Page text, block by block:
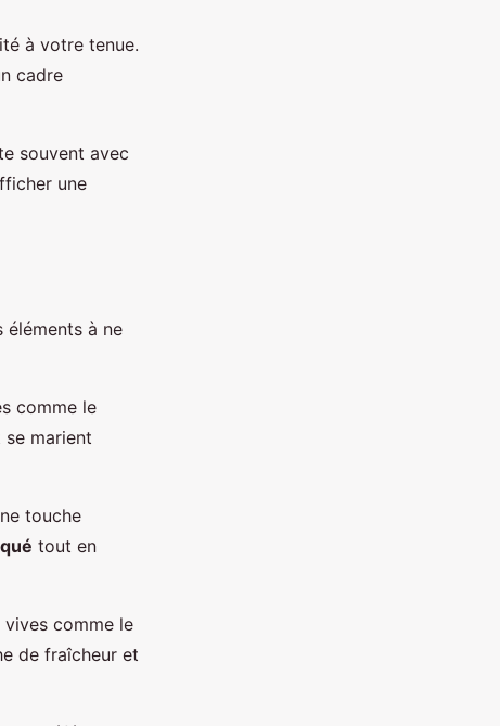
à votre tenue.
cadre
souvent avec
une
éléments à ne
comme le
marient
touche
tout en
vives comme le
de fraîcheur et